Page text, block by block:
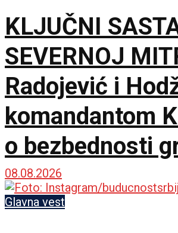
KLJUČNI
SEVERNOJ
Radojević i
komandantom
o bezbednosti
08.08.2026
Glavna vest